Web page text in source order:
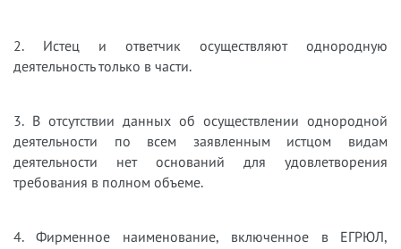
2. Истец и ответчик осуществляют однородную
деятельность только в части.
3. В отсутствии данных об осуществлении однородной
деятельности по всем заявленным истцом видам
деятельности нет оснований для удовлетворения
требования в полном объеме.
4. Фирменное наименование, включенное в ЕГРЮЛ,